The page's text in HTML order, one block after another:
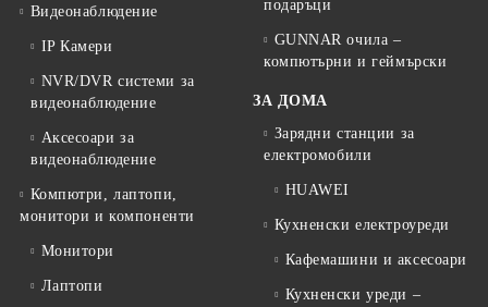
Видеонаблюдение
IP Камери
NVR/DVR системи за
видеонаблюдение
Аксесоари за
видеонаблюдение
Компютри, лаптопи,
монитори и компоненти
Монитори
Лаптопи
подаръци
GUNNAR очила –
компютърни и геймърски
ЗА ДОМА
Зарядни станции за
електромобили
HUAWEI
Кухненски електроуреди
Кафемашини и аксесоари
Кухненски уреди –